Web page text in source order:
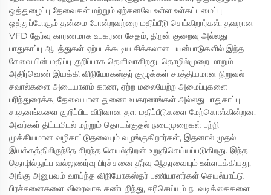
ஒத்துழைப்பு தேவைகள் மற்றும் ஏற்கனவே உள்ள உள்கட்டமைப்பு
ஒத்துப்போகும் தன்மை போன்றவற்றை மதிப்பீடு செய்கிறார்கள். தவறான
VFD தேர்வு காரணமாக உபகரண சேதம், திறன் குறைவு அல்லது
பாதுகாப்பு ஆபத்துகள் ஏற்படக்கூடிய சிக்கலான பயன்பாடுகளில் இந்த
சேவையின் மதிப்பு குறிப்பாக தெளிவாகிறது. தொழில்முறை மாறும்
அதிர்வெண் இயக்கி விநியோகஸ்தர் குழுக்கள் சாத்தியமான நிறுவல்
சவால்களை அடையாளம் காண, ஏற்ற மலையேற்ற அமைப்புகளை
பரிந்துரைக்க, தேவையான துணை உபகரணங்கள் அல்லது பாதுகாப்பு
சாதனங்களை குறிப்பிட விரிவான தள மதிப்பீடுகளை மேற்கொள்கின்றன.
அவர்கள் திட்டமிடல் மற்றும் தொடங்குதல் நடைமுறைகள் பற்றி
முக்கியமான வழிகாட்டுதலையும் வழங்குகிறார்கள், இதனால் முதல்
இயக்கத்திலிருந்தே சிறந்த செயல்திறன் உறுதிசெய்யப்படுகிறது. இந்த
தொழில்நுட்ப வல்லுணர்வு பிரச்சனை தீர்வு ஆதரவையும் உள்ளடக்கியது,
அங்கு அனுபவம் வாய்ந்த விநியோகஸ்தர் பணியாளர்கள் செயல்பாட்டு
பிரச்சனைகளை விரைவாக கண்டறிந்து, சரிசெய்யும் நடவடிக்கைகளை